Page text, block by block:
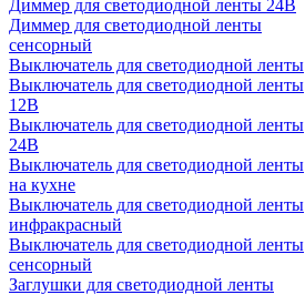
Диммер для светодиодной ленты 24В
Диммер для светодиодной ленты
сенсорный
Выключатель для светодиодной ленты
Выключатель для светодиодной ленты
12В
Выключатель для светодиодной ленты
24В
Выключатель для светодиодной ленты
на кухне
Выключатель для светодиодной ленты
инфракрасный
Выключатель для светодиодной ленты
сенсорный
Заглушки для светодиодной ленты